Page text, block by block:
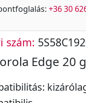
+36 30
szám:
Edge 20